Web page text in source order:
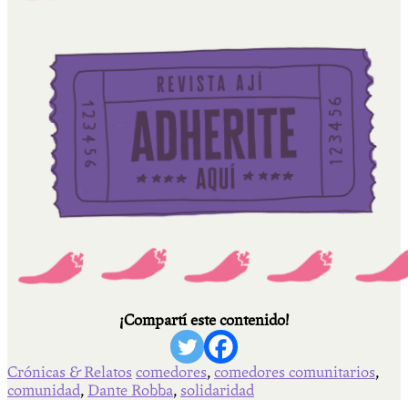
¡Compartí este contenido!
Crónicas & Relatos comedores, comedores comunitarios,
comunidad, Dante Robba, solidaridad